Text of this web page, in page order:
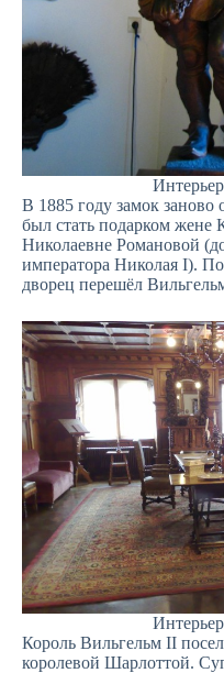
В 1885 году замок
был стать подарком жене
Николаевне Романовой
императора Николая I).
дворец перешёл
Король Вильгельм II
королевой Шарлоттой.